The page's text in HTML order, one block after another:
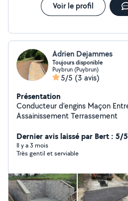
Voir le profil
Adrien Dejammes
Toujours disponible
Puybrun (Puybrun)
5/5 (3 avis)
Présentation
Conducteur d'engins Maçon Entretiens espace verts
Assainissement Terrassement
Dernier avis laissé par Bert : 5/5
Il y a 3 mois
Très gentil et serviable